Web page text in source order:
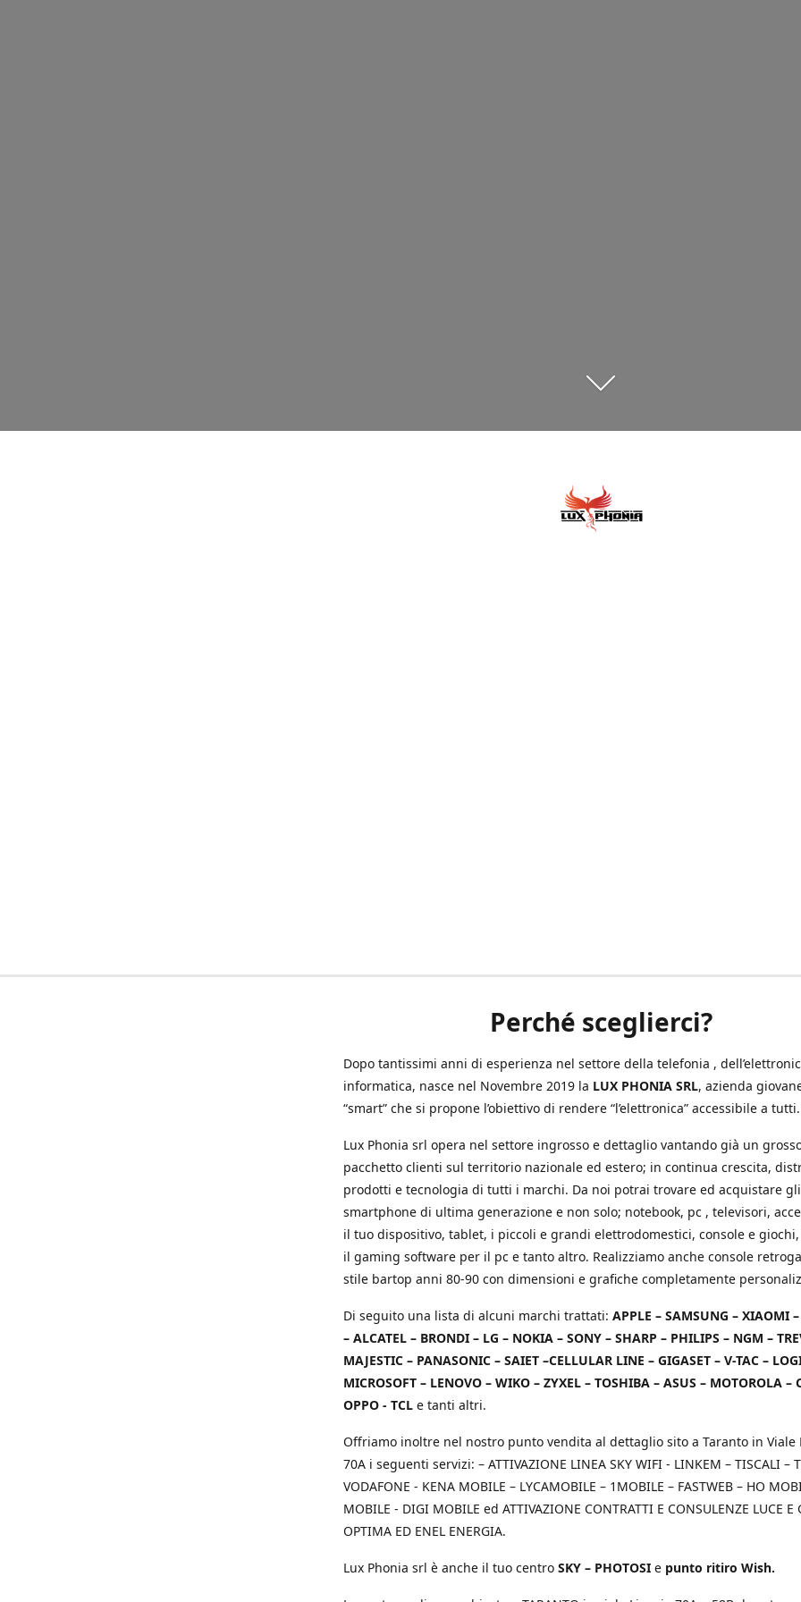
Perché sceglierci?
Dopo tantissimi anni di esperienza nel settore della telefonia ,
informatica, nasce nel Novembre 2019 la LUX PHONIA SRL, azienda
“smart” che si propone l’obiettivo di rendere “l’elettronica” accessibile a tutti.
Lux Phonia srl opera nel settore ingrosso e dettaglio vantando già un
pacchetto clienti sul territorio nazionale ed estero; in continua crescita,
prodotti e tecnologia di tutti i marchi. Da noi potrai trovare ed acquistare gli
smartphone di ultima generazione e non solo; notebook, pc , televisori,
il tuo dispositivo, tablet, i piccoli e grandi elettrodomestici, console e
il gaming software per il pc e tanto altro. Realizziamo anche console
stile bartop anni 80-90 con dimensioni e grafiche completamente
Di seguito una lista di alcuni marchi trattati: APPLE – SAMSUNG – XIAOMI
– ALCATEL – BRONDI – LG – NOKIA – SONY – SHARP – PHILIPS – NGM –
MAJESTIC – PANASONIC – SAIET –CELLULAR LINE – GIGASET – V-TAC –
MICROSOFT – LENOVO – WIKO – ZYXEL – TOSHIBA – ASUS – MOTOROLA –
OPPO - TCL e tanti altri.
Offriamo inoltre nel nostro punto vendita al dettaglio sito a Taranto in Viale
70A i seguenti servizi: – ATTIVAZIONE LINEA SKY WIFI - LINKEM – TISCALI –
VODAFONE - KENA MOBILE – LYCAMOBILE – 1MOBILE – FASTWEB – HO
MOBILE - DIGI MOBILE ed ATTIVAZIONE CONTRATTI E CONSULENZE LUCE E
OPTIMA ED ENEL ENERGIA.
Lux Phonia srl è anche il tuo centro SKY – PHOTOSI e punto ritiro Wish.